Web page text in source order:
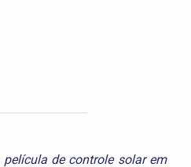
película de controle solar em